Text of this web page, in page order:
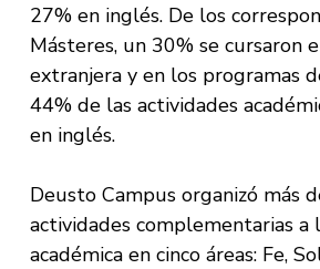
27% en inglés. De los
Másteres, un 30% se cursaron
extranjera y en los programas
44% de las actividades
en inglés.
Deusto Campus organizó más
actividades complementarias a
académica en cinco áreas: Fe,